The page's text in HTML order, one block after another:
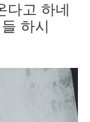
다고 하네
하시